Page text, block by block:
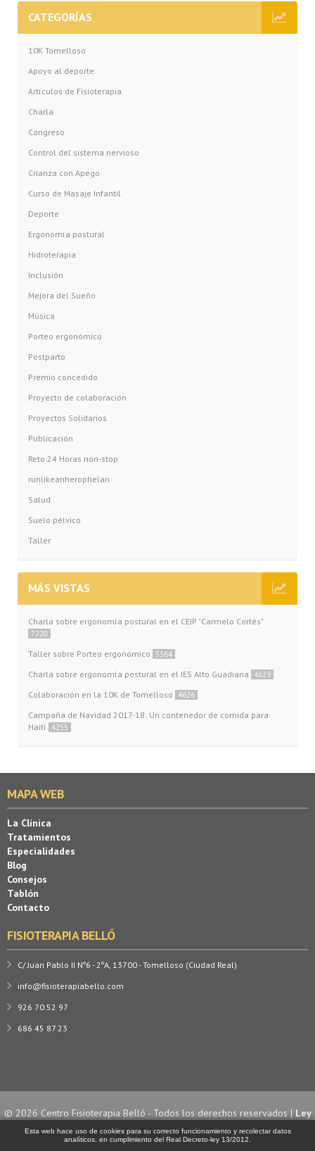
CATEGORÍAS
10K Tomelloso
Apoyo al deporte
Artículos de Fisioterapia
Charla
Congreso
Control del sistema nervioso
Crianza con Apego
Curso de Masaje Infantil
Deporte
Ergonomía postural
Hidroterapia
Inclusión
Mejora del Sueño
Música
Porteo ergonómico
Postparto
Premio concedido
Proyecto de colaboración
Proyectos Solidarios
Publicación
Reto 24 Horas non-stop
runlikeanherophelan
Salud
Suelo pélvico
Taller
MÁS VISTAS
Charla sobre ergonomía postural en el CEIP "Carmelo Cortés"
7220
Taller sobre Porteo ergonómico 5364
Charla sobre ergonomía postural en el IES Alto Guadiana 4629
Colaboración en la 10K de Tomelloso 4626
Campaña de Navidad 2017-18: Un contenedor de comida para
Haití
4255
MAPA WEB
La Clínica
Tratamientos
Especialidades
Blog
Consejos
Tablón
Contacto
FISIOTERAPIA BELLÓ
C/ Juan Pablo II Nº6 - 2ºA, 13700 - Tomelloso (Ciudad Real)
info@fisioterapiabello.com
926 70 52 97
686 45 87 23
© 2026 Centro Fisioterapia Belló - Todos los derechos reservados | Ley
de Cookies| Diseño y desarrollo por
Esta web hace uso de cookies para su correcto funcionamiento y recolectar datos
analíticos, en cumplimiento del Real Decreto-ley 13/2012.